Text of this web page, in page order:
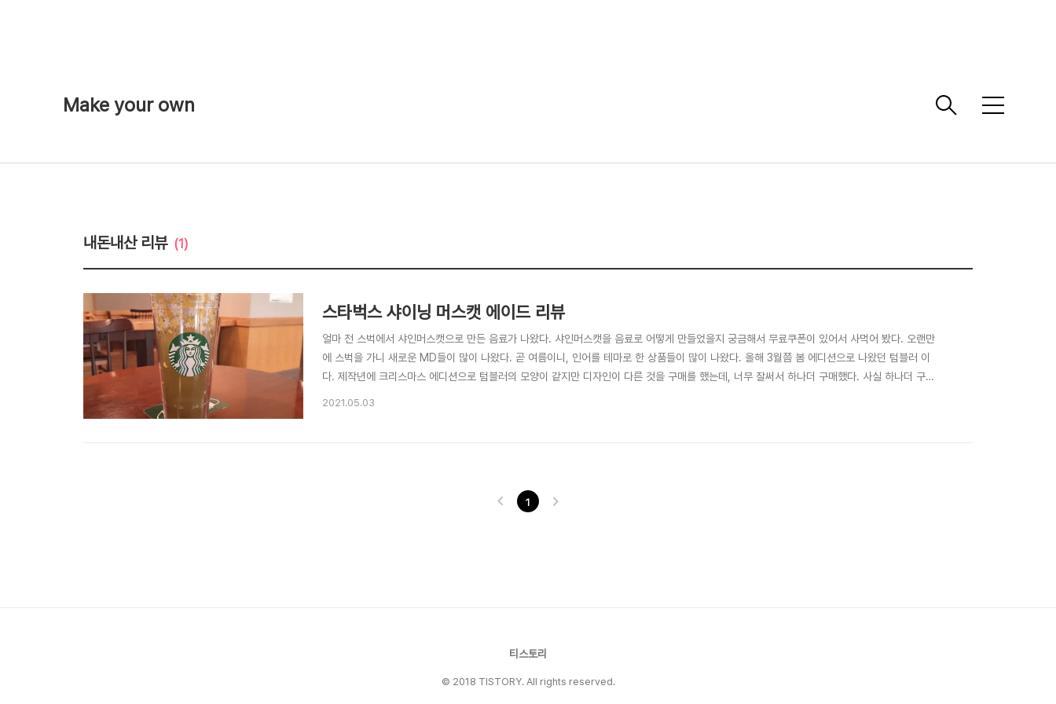
Make your own
메
내돈내산 리뷰 (1)
스타벅스 샤이닝 머스캣 에이드 리뷰
얼마 전 스벅에서 샤인머스캣으로 만든 음료가 나왔다. 샤인머스캣을 음료로 어떻게 만들었을지 궁금해서 무료쿠폰이 있어서 사먹어 봤다. 오랜만
에 스벅을 가니 새로운 MD들이 많이 나왔다. 곧 여름이니, 인어를 테마로 한 상품들이 많이 나왔다. 올해 3월쯤 봄 에디션으로 나왔던 텀블러 이
다. 제작년에 크리스마스 에디션으로 텀블러의 모양이 같지만 디자인이 다른 것을 구매를 했는데, 너무 잘써서 하나더 구매했다. 사실 하나더 구매
2021.05.03
1
티스토리
© 2018 TISTORY. All rights reserved.